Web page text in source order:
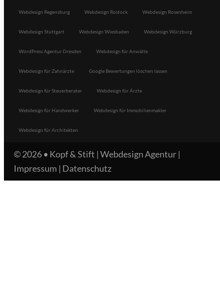
Webdesign Regensburg Webdesign Rostock Webdesign Rosenheim
Webdesign Stuttgart Webdesign Wiesbaden Webdesign Würzburg
WordPress Agentur Dresden Webdesign für Anwälte
Webdesign für Zahnärzte Google Bewertungen löschen lassen
Webdesign für Steuerberater Webdesign für Ärzte
Webdesign für Handwerker Webdesign für Immobilienmakler
Webdesign für Architekten
© 2026 • Kopf & Stift | Webdesign Agentur |
Impressum | Datenschutz